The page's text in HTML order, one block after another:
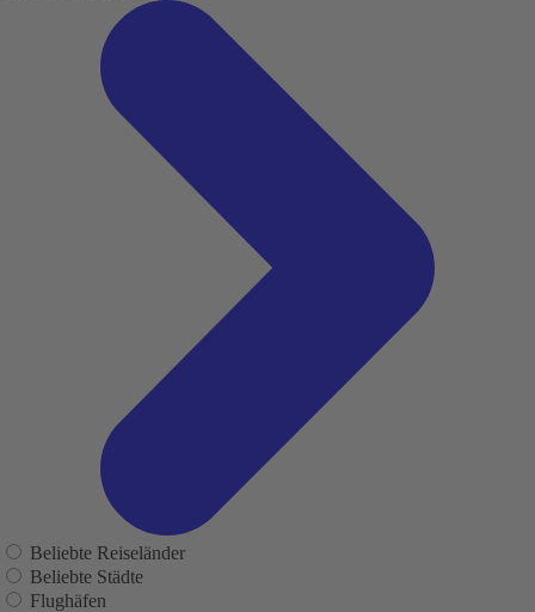
Beliebte Reiseländer
Beliebte Städte
Flughäfen